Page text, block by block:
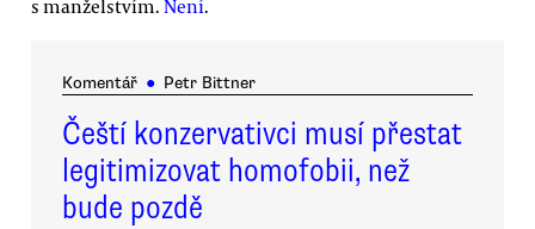
s manželstvím. Není.
Komentář ● Petr Bittner
Čeští konzervativci musí přestat
legitimizovat homofobii, než
bude pozdě